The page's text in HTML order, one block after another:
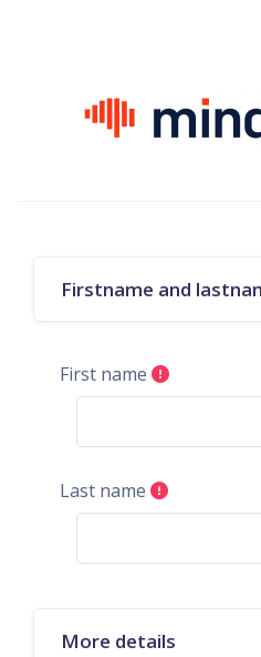
Firstname and
First name
Last name
More details